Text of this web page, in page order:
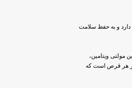
مکمل حاوی ویتامین آ می‌باشد که در این محصول به میزان 5000 واحد ویتامین آ وجود دارد و به حفظ سلامت
مولتی ویتامین،
مولتی ویتامین‌های مختلف است. مولتی ویتامین اسوه شامل 60 میلی‌گرم ویتامین سی در هر قرص است که